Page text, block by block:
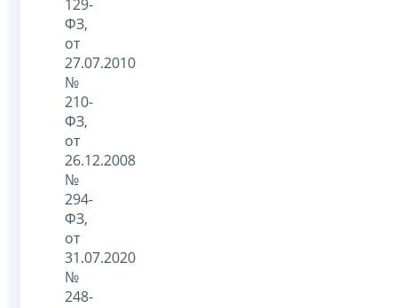
129-
ФЗ,
от
27.07.2010
№
210-
ФЗ,
от
26.12.2008
№
294-
ФЗ,
от
31.07.2020
№
248-